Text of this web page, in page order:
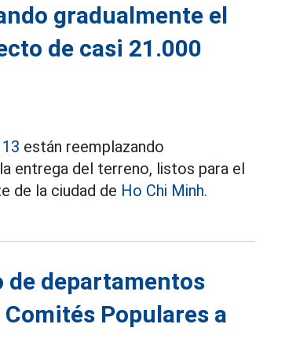
gradualmente el
de casi 21.000
están reemplazando
entrega del terreno, listos para el
de la ciudad de Ho Chi Minh.
de departamentos
Populares a